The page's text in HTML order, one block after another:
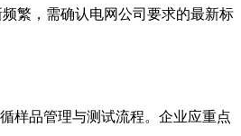
繁，需确认电网公司要求的最新标
样品管理与测试流程。企业应重点